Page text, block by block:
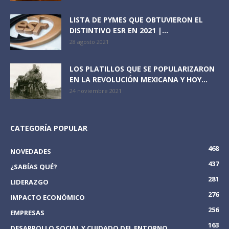
LISTA DE PYMES QUE OBTUVIERON EL
DISTINTIVO ESR EN 2021 |...
28 agosto 2021
LOS PLATILLOS QUE SE POPULARIZARON
EN LA REVOLUCIÓN MEXICANA Y HOY...
24 noviembre 2021
CATEGORÍA POPULAR
NOVEDADES
468
¿SABÍAS QUÉ?
437
LIDERAZGO
281
IMPACTO ECONÓMICO
276
EMPRESAS
256
163